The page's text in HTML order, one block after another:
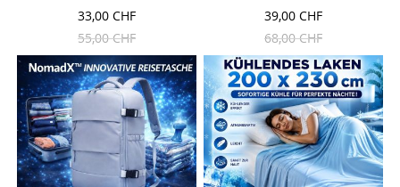
33,00 CHF
55,00 CHF
39,00 CHF
68,00 CHF